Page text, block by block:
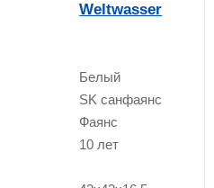
Weltwasser
Белый
SK санфаянс
Фаянс
10 лет